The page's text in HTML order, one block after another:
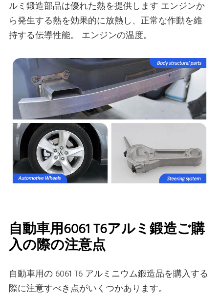
ルミ鍛造部品は優れた熱を提供します エンジンか
ら発生する熱を効果的に放熱し、正常な作動を維
持する伝導性能。 エンジンの温度。
自動車用6061 T6アルミ鍛造ご購
入の際の注意点
自動車用の 6061 T6 アルミニウム鍛造品を購入する
際に注意すべき点がいくつかあります。